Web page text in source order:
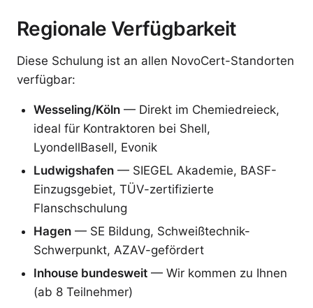
Regionale Verfügbarkeit
Diese Schulung ist an allen NovoCert-Standorten
verfügbar:
Wesseling/Köln — Direkt im Chemiedreieck,
ideal für Kontraktoren bei Shell,
LyondellBasell, Evonik
Ludwigshafen — SIEGEL Akademie, BASF-
Einzugsgebiet, TÜV-zertifizierte
Flanschschulung
Hagen — SE Bildung, Schweißtechnik-
Schwerpunkt, AZAV-gefördert
Inhouse bundesweit — Wir kommen zu Ihnen
(ab 8 Teilnehmer)